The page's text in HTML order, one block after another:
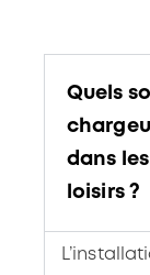
Quels
dans
loisirs ?